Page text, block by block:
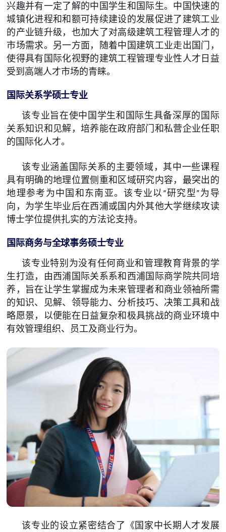
兴趣并有一定了解的中国学生和国际生。中国快速的
城镇化进程和和额可持续建设的发展促进了建筑工业
的产业链升级，也加大了对高级建筑工程管理人才的
市场需求。另一方面，随着中国建筑工业走出国门，
使得具有国际化视野的建筑工程管理专业性人才日益
受到高端人才市场的青睐。
国际关系学硕士专业
该专业旨在使中国学生和国际生具备深厚的国际
关系知识和见解，培养能在政府部门和私营企业任职
的国际化人才。
该专业涵盖国际关系的主要领域，其中一些课程
具有明确的地理位置侧重和区域研究内容，最突出的
地理参考为中国和东南亚。该专业以“研究型”为导
向，为学生毕业后在西浦或国内外其他大学继续攻读
博士学位提供扎实的方法论支持。
国际商务与全球事务硕士专业
该专业特别为没有任何商业和管理教育背景的学
生打造，由西浦国际关系系和西浦国际商学院共同培
养，旨在让学生掌握成为未来管理者和商业领袖所需
的知识、见解、领导能力、分析技巧、决策工具和战
略愿景，以便能在日益复杂和极具挑战的商业环境中
有效管理组织、员工及商业行为。
该专业的设立紧密结合了《国家中长期人才发展